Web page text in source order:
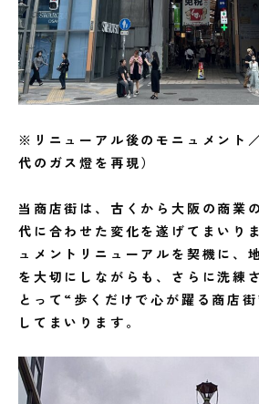
※リニューアル後のモニュメント
代のガス燈を再現）
当商店街は、古くから大阪の商業
代に合わせた変化を遂げてまいり
ュメントリニューアルを契機に、
を大切にしながらも、さらに洗練
とって“歩くだけで心が躍る商店
してまいります。